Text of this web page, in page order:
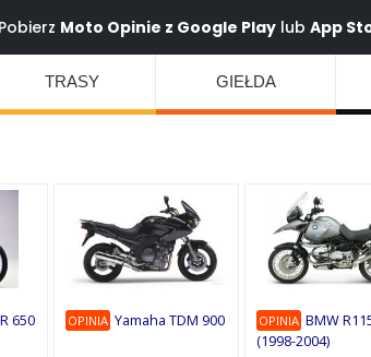
Moto Opinie z Google Playlub App
TRASY GIEŁDA
650
OPINIA Yamaha TDM 900 OPINIA BMW
(1998-2004)